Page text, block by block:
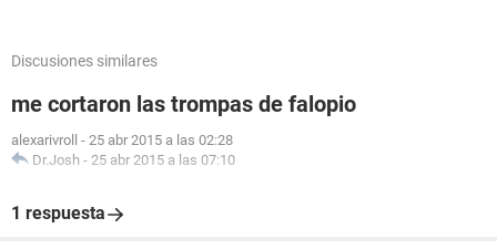
Discusiones similares
me cortaron las trompas de falopio
alexarivroll - 25 abr 2015 a las 02:28
Dr.Josh - 25 abr 2015 a las 07:10
1 respuesta